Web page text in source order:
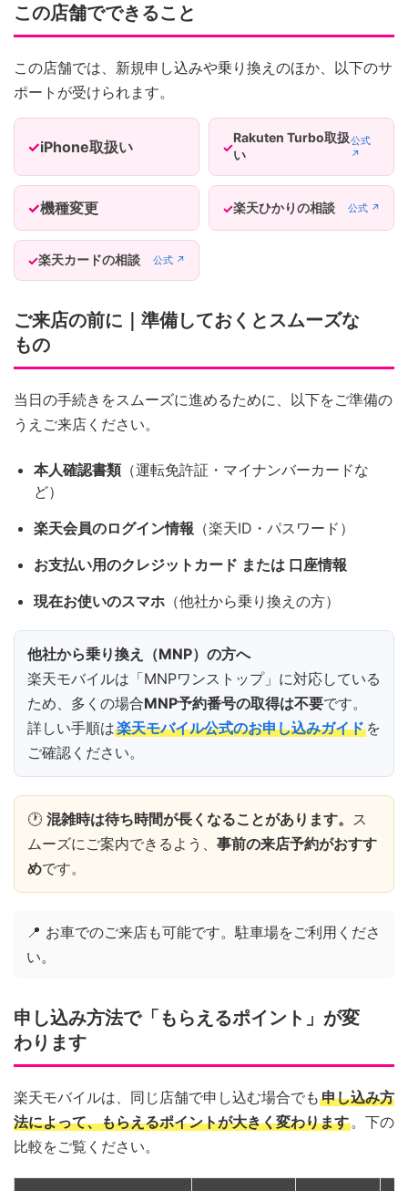
この店舗でできること
この店舗では、新規申し込みや乗り換えのほか、以下のサ
ポートが受けられます。
iPhone取扱い
Rakuten Turbo取扱
い
公式
↗
機種変更 楽天ひかりの相談 公式 ↗
楽天カードの相談 公式 ↗
ご来店の前に｜準備しておくとスムーズな
もの
当日の手続きをスムーズに進めるために、以下をご準備の
うえご来店ください。
本人確認書類（運転免許証・マイナンバーカードな
ど）
楽天会員のログイン情報 （楽天ID・パスワード）
お支払い用のクレジットカード または 口座情報
現在お使いのスマホ （他社から乗り換えの方）
他社から乗り換え（MNP）の方へ
楽天モバイルは「MNPワンストップ」に対応している
ため、多くの場合MNP予約番号の取得は不要です。
詳しい手順は楽天モバイル公式のお申し込みガイド を
ご確認ください。
🕐 混雑時は待ち時間が長くなることがあります。 ス
ムーズにご案内できるよう、 事前の来店予約がおすす
めです。
📍 お車でのご来店も可能です。駐車場をご利用くださ
い。
申し込み方法で「もらえるポイント」が変
わります
楽天モバイルは、同じ店舗で申し込む場合でも 申し込み方
法によって、もらえるポイントが大きく変わります。下の
比較をご覧ください。